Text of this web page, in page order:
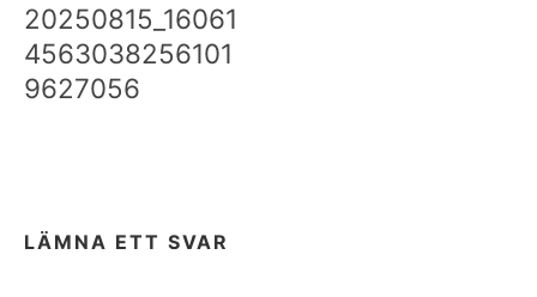
20250815_16061
4563038256101
9627056
LÄMNA ETT SVAR